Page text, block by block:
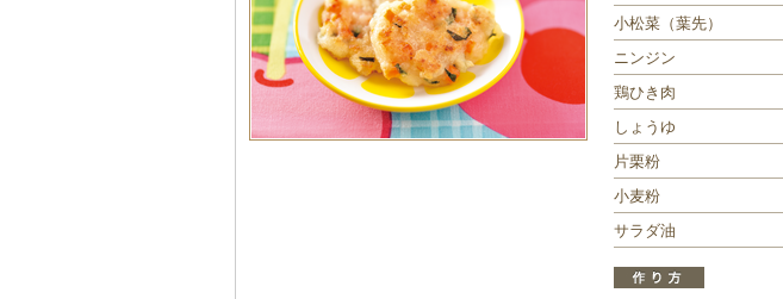
小松菜（葉先）
ニンジン
鶏ひき肉
しょうゆ
片栗粉
小麦粉
サラダ油